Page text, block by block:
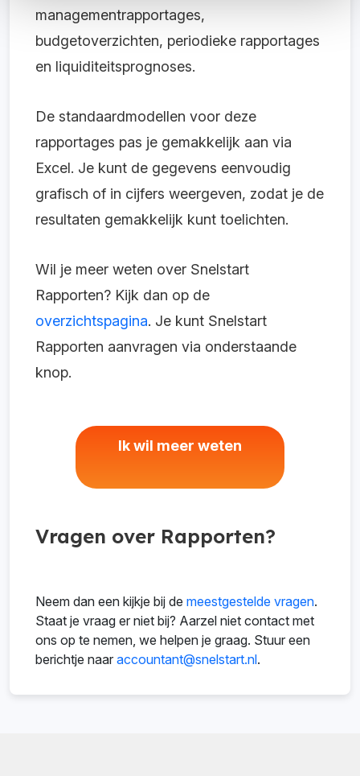
managementrapportages,
budgetoverzichten, periodieke rapportages
en liquiditeitsprognoses.
De standaardmodellen voor deze
rapportages pas je gemakkelijk aan via
Excel. Je kunt de gegevens eenvoudig
grafisch of in cijfers weergeven, zodat je de
resultaten gemakkelijk kunt toelichten.
Wil je meer weten over Snelstart
Rapporten? Kijk dan op de
overzichtspagina. Je kunt Snelstart
Rapporten aanvragen via onderstaande
knop.
Ik wil meer weten
Vragen over Rapporten?
Neem dan een kijkje bij de meestgestelde vragen.
Staat je vraag er niet bij? Aarzel niet contact met
ons op te nemen, we helpen je graag. Stuur een
berichtje naar accountant@snelstart.nl.